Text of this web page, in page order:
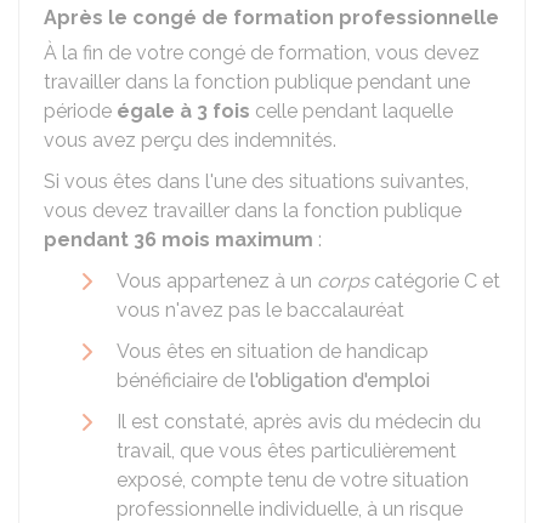
Après le congé de formation professionnelle
À la fin de votre congé de formation, vous devez
travailler dans la fonction publique pendant une
période égale à 3 fois celle pendant laquelle
vous avez perçu des indemnités.
Si vous êtes dans l'une des situations suivantes,
vous devez travailler dans la fonction publique
pendant 36 mois maximum :
Vous appartenez à un corpscatégorie C et
vous n'avez pas le baccalauréat
Vous êtes en situation de handicap
bénéficiaire de l'obligation d'emploi
Il est constaté, après avis du médecin du
travail, que vous êtes particulièrement
exposé, compte tenu de votre situation
professionnelle individuelle, à un risque